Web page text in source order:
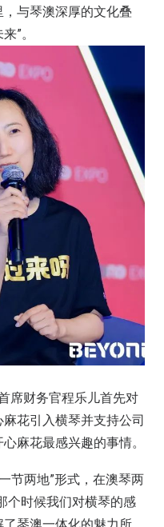
与琴澳深厚的文化叠
”。
席财务官程乐儿首先对
花引入横琴并支持公司
麻花最感兴趣的事情。
节两地”形式，在澳琴两
个时候我们对横琴的感